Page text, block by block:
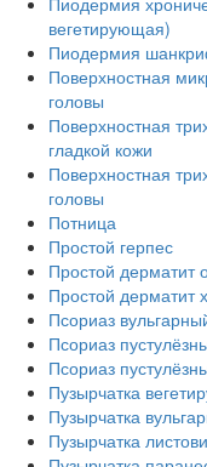
вегетирующая)
Пиодермия
Поверхностная
головы
Поверхностная
гладкой кожи
Поверхностная
головы
Потница
Простой герпес
Простой дерматит
Простой дерматит
Псориаз
Псориаз
Псориаз
Пузырчатка
Пузырчатка
Пузырчатка